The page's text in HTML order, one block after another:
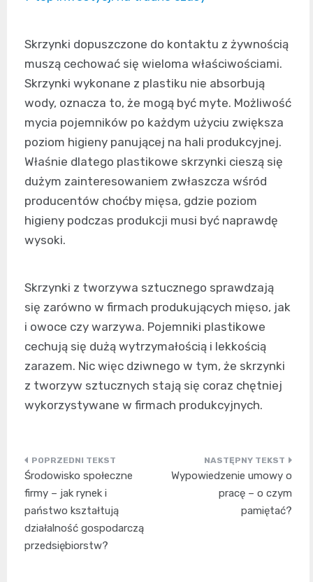
Skrzynki dopuszczone do kontaktu z żywnością
muszą cechować się wieloma właściwościami.
Skrzynki wykonane z plastiku nie absorbują
wody, oznacza to, że mogą być myte. Możliwość
mycia pojemników po każdym użyciu zwiększa
poziom higieny panującej na hali produkcyjnej.
Właśnie dlatego plastikowe skrzynki cieszą się
dużym zainteresowaniem zwłaszcza wśród
producentów choćby mięsa, gdzie poziom
higieny podczas produkcji musi być naprawdę
wysoki.
Skrzynki z tworzywa sztucznego sprawdzają
się zarówno w firmach produkujących mięso, jak
i owoce czy warzywa. Pojemniki plastikowe
cechują się dużą wytrzymałością i lekkością
zarazem. Nic więc dziwnego w tym, że skrzynki
z tworzyw sztucznych stają się coraz chętniej
wykorzystywane w firmach produkcyjnych.
Nawigacja
wpisu
Środowisko społeczne
firmy – jak rynek i
państwo kształtują
działalność gospodarczą
przedsiębiorstw?
Wypowiedzenie umowy o
pracę – o czym
pamiętać?